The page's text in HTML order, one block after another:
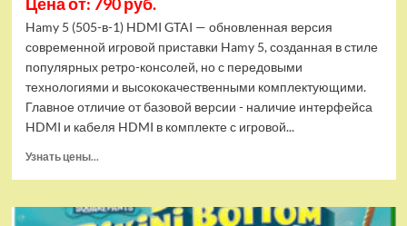
Hamy 5 (505-в-1) HDMI GTAI — обновленная версия
современной игровой приставки Hamy 5, созданная в стиле
популярных ретро-консолей, но с передовыми
технологиями и высококачественными комплектующими.
Главное отличие от базовой версии - наличие интерфейса
HDMI и кабеля HDMI в комплекте с игровой...
Узнать цены...
Игровая
приставка